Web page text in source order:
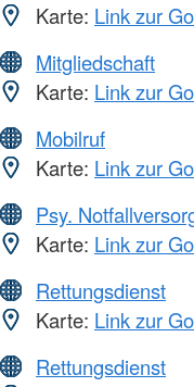
Karte: Link zur
Mitgliedschaft
Karte: Link zur
Mobilruf
Karte: Link zur
Psy.
Karte: Link zur
Rettungsdienst
Karte: Link zur
Rettungsdienst